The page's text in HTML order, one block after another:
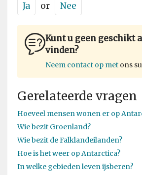
Ja
or Nee
Kunt u geen geschikt
vinden?
Neem contact op met ons
Gerelateerde vragen
Hoeveel mensen wonen er op
Wie bezit Groenland?
Wie bezit de Falklandeilanden?
Hoe is het weer op Antarctica?
In welke gebieden leven ijsberen?